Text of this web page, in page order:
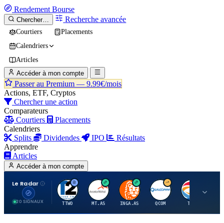
Rendement Bourse
Chercher… Recherche avancée
Courtiers
Placements
Calendriers
Articles
Accéder à mon compte
Passer au Premium — 9.99€/mois
Actions, ETF, Cryptos
Chercher une action
Comparateurs
Courtiers
Placements
Calendriers
Splits
Dividendes IPO
Résultats
Apprendre
Articles
Accéder à mon compte
Le Radar
20 SIGNAUX
T
TTWO
A
MT.AS
I
INGA.AS
Q
QCOM
T
TTE